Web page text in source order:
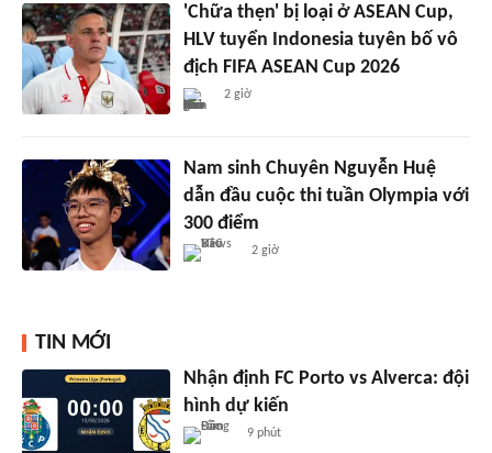
'Chữa thẹn' bị loại ở ASEAN Cup,
HLV tuyển Indonesia tuyên bố vô
địch FIFA ASEAN Cup 2026
2 giờ
Nam sinh Chuyên Nguyễn Huệ
dẫn đầu cuộc thi tuần Olympia với
300 điểm
2 giờ
TIN MỚI
Nhận định FC Porto vs Alverca: đội
hình dự kiến
9 phút